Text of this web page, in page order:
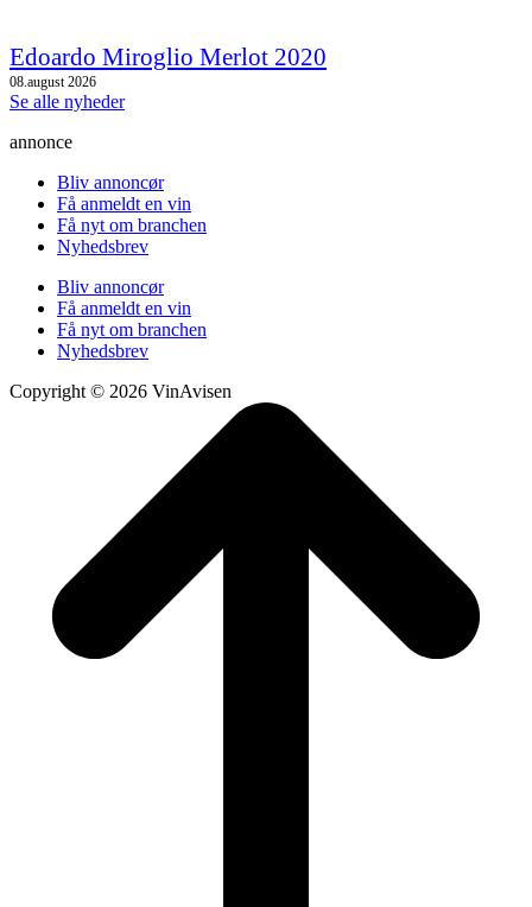
Edoardo Miroglio Merlot 2020
08.august 2026
Se alle nyheder
annonce
Bliv annoncør
Få anmeldt en vin
Få nyt om branchen
Nyhedsbrev
Bliv annoncør
Få anmeldt en vin
Få nyt om branchen
Nyhedsbrev
Copyright © 2026 VinAvisen